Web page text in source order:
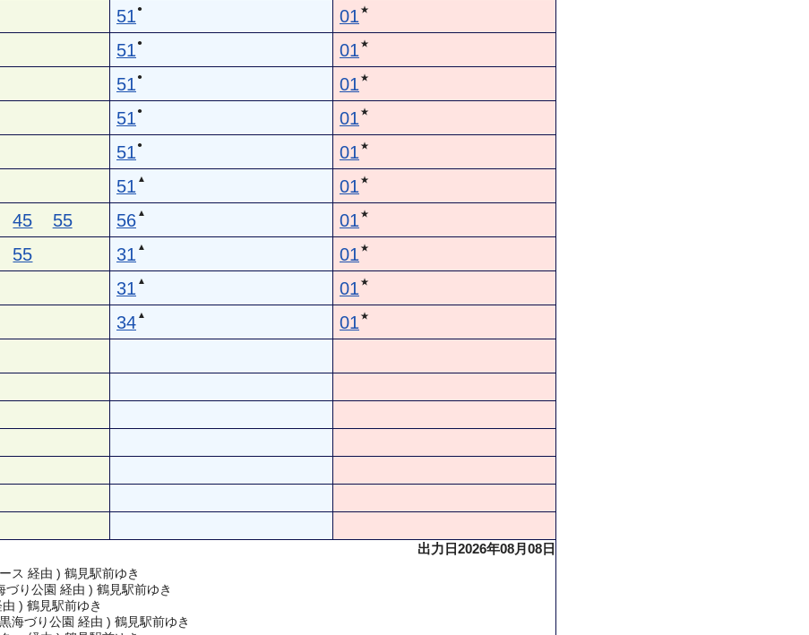
51 ● 01 ★
51 ● 01 ★
51 ● 01 ★
51 ● 01 ★
51 ● 01 ★
51 ▲ 01 ★
45 55 56 ▲ 01 ★
55 31 ▲ 01 ★
31 ▲ 01 ★
34 ▲ 01 ★
出力日2026年08月08日
ス 経由 ) 鶴見駅前ゆき
づり公園 経由 ) 鶴見駅前ゆき
) 鶴見駅前ゆき
海づり公園 経由 ) 鶴見駅前ゆき